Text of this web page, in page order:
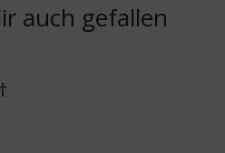
auch gefallen